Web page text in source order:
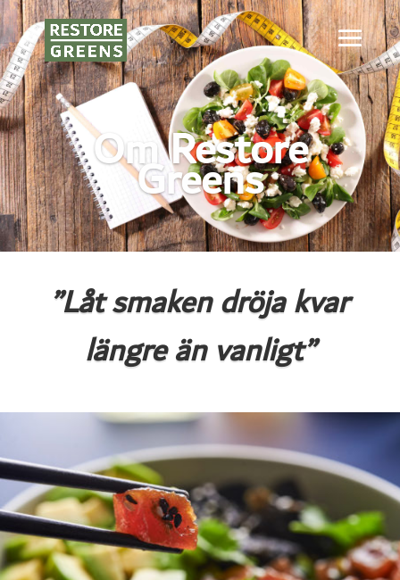
Om Restore
Greens
”Låt smaken dröja kvar
längre än vanligt”